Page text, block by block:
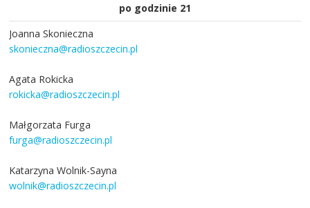
po godzinie 21
Joanna Skonieczna
skonieczna@radioszczecin.pl
Agata Rokicka
rokicka@radioszczecin.pl
Małgorzata Furga
furga@radioszczecin.pl
Katarzyna Wolnik-Sayna
wolnik@radioszczecin.pl